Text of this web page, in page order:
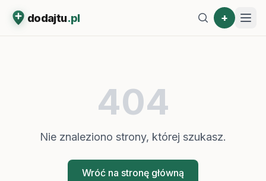
dodajtu.pl +
404
Nie znaleziono strony, której szukasz.
Wróć na stronę główną